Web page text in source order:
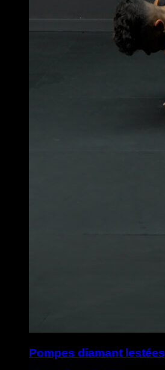
Pompes diamant lestées